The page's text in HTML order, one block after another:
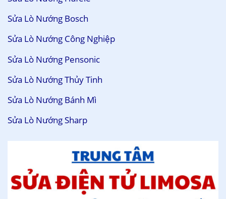
Sửa Lò Nướng Bosch
Sửa Lò Nướng Công Nghiệp
Sửa Lò Nướng Pensonic
Sửa Lò Nướng Thủy Tinh
Sửa Lò Nướng Bánh Mì
Sửa Lò Nướng Sharp